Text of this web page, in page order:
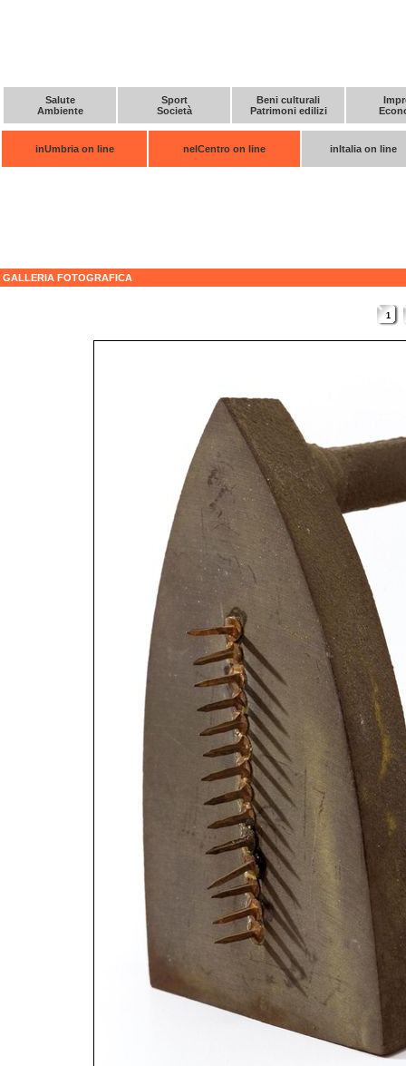
Salute
Ambiente
Sport
Società
Beni culturali
Patrimoni edilizi
inUmbria on line nelCentro on line inItalia on line
GALLERIA FOTOGRAFICA
1